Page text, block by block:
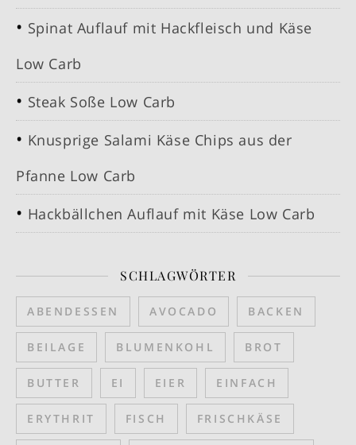
Spinat Auflauf mit Hackfleisch und Käse
Low Carb
Steak Soße Low Carb
Knusprige Salami Käse Chips aus der
Pfanne Low Carb
Hackbällchen Auflauf mit Käse Low Carb
SCHLAGWÖRTER
ABENDESSEN AVOCADO BACKEN
BEILAGE BLUMENKOHL BROT
BUTTER EI EIER EINFACH
ERYTHRIT FISCH FRISCHKÄSE